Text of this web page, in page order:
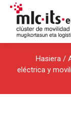
Hasiera /
eléctrica y